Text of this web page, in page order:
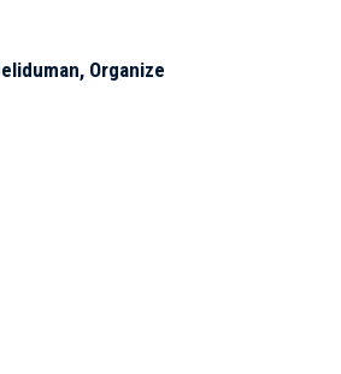
Organize